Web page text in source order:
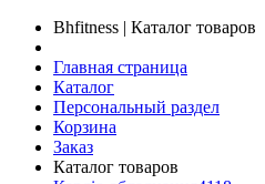
Bhfitness | Каталог товаров
Главная страница
Каталог
Персональный раздел
Корзина
Заказ
Каталог товаров